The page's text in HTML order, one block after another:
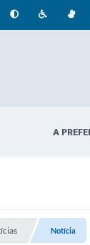
A
Notícia